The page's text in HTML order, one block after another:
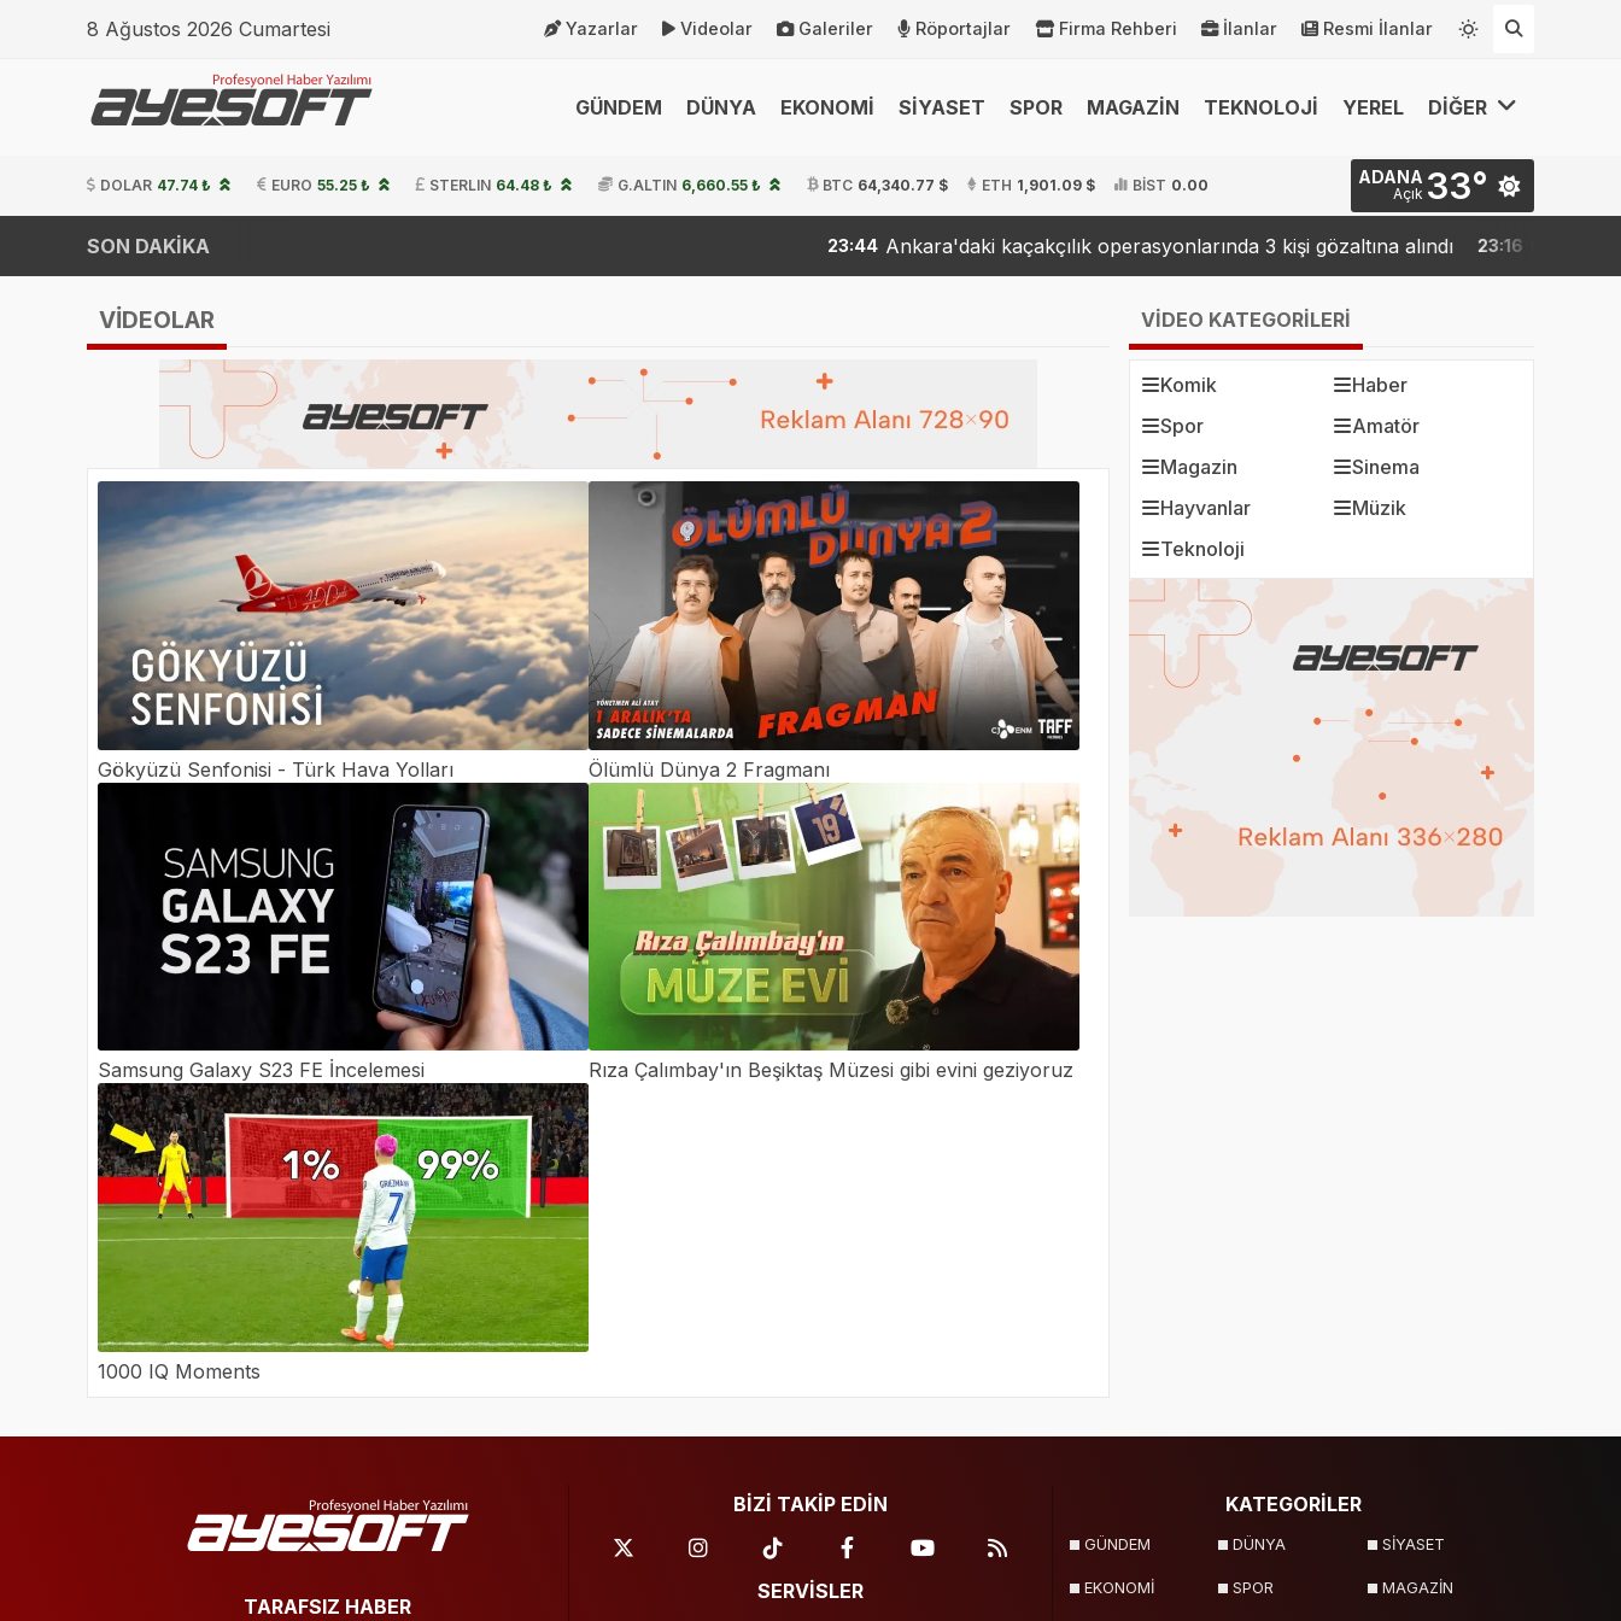
8 Ağustos 2026 Cumartesi Yazarlar Videolar Galeriler Röportajlar Firma Rehberi İlanlar Resmi İlanlar
GÜNDEM DÜNYA EKONOMİ SİYASET SPOR MAGAZİN TEKNOLOJİ YEREL DİĞER
DOLAR 47.74 ₺ EURO 55.25 ₺ STERLIN 64.48 ₺ G.ALTIN 6,660.55 ₺ BTC 64,340.77 $ ETH 1,901.09 $ BİST 0.00 ADANA
Açık 33°
SON DAKİKA Ankara'daki kaçakçılık operasyonlarında 3 kişi gözaltına alındı 23:16 9 ilde
VİDEOLAR
Gökyüzü Senfonisi - Türk Hava Yolları Ölümlü Dünya 2 Fragmanı
Samsung Galaxy S23 FE İncelemesi Rıza Çalımbay'ın Beşiktaş Müzesi gibi evini geziyoruz
1000 IQ Moments
VİDEO KATEGORİLERİ
Komik
Haber
Spor
Amatör
Magazin
Sinema
Hayvanlar
Müzik
Teknoloji
TARAFSIZ HABER
BİZİ TAKİP EDİN
SERVİSLER
KATEGORİLER
GÜNDEM DÜNYA SİYASET
EKONOMİ SPOR MAGAZİN